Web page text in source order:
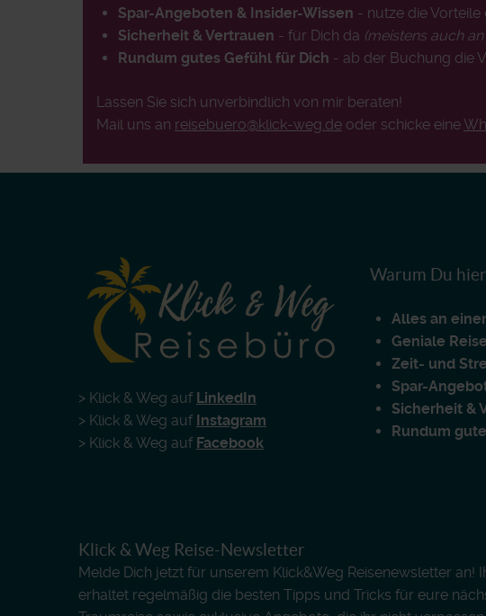
Spar-Angeboten & Insider-Wissen - nutze die Vorteile
Sicherheit & Vertrauen - für Dich da (meistens auch
Rundum gutes Gefühl für Dich - ab der Buchung die
Lassen Sie sich unverbindlich von mir beraten!
Mail uns an reisebuero@klick-weg.de oder schicke eine
> Klick & Weg auf LinkedIn
> Klick & Weg auf Instagram
> Klick & Weg auf Facebook
Warum Du
Alles an
Geniale
Zeit- und
Spar-
Sicherheit &
Rundum
Klick & Weg Reise-Newsletter
Melde Dich jetzt für unserem Klick&Weg Reisenewsletter an!
erhaltet regelmäßig die besten Tipps und Tricks für eure